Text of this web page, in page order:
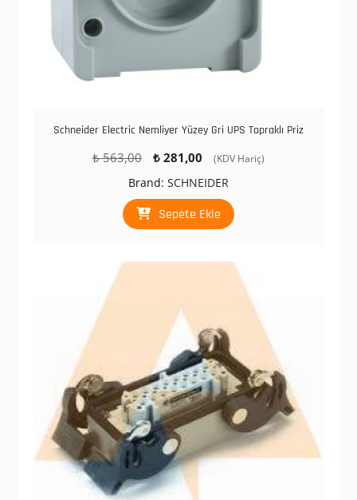
Schneider Electric Nemliyer Yüzey Gri UPS Topraklı Priz
₺563,00
Orijinal
fiyat:
₺ 563,00.
₺281,00
Şu
fiyat:
₺ 281,00.
(KDV Hariç)
Brand: SCHNEIDER
Sepete Ekle